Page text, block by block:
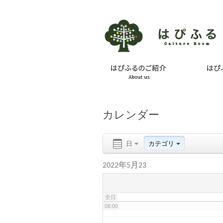
カレンダー
日 カテゴリ
2022年5月23
全日
02:00
05:00
06:00
07:00
08:00